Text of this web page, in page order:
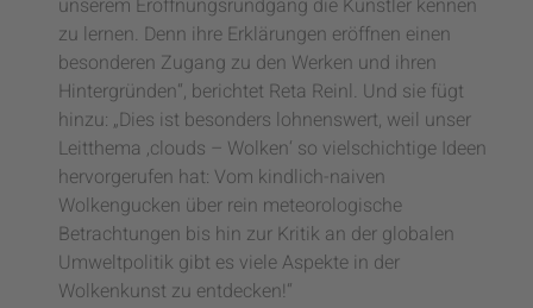
unserem Eröffnungsrundgang die Künstler kennen
zu lernen. Denn ihre Erklärungen eröffnen einen
besonderen Zugang zu den Werken und ihren
Hintergründen“, berichtet Reta Reinl. Und sie fügt
hinzu: „Dies ist besonders lohnenswert, weil unser
Leitthema ‚clouds – Wolken‘ so vielschichtige Ideen
hervorgerufen hat: Vom kindlich-naiven
Wolkengucken über rein meteorologische
Betrachtungen bis hin zur Kritik an der globalen
Umweltpolitik gibt es viele Aspekte in der
Wolkenkunst zu entdecken!“